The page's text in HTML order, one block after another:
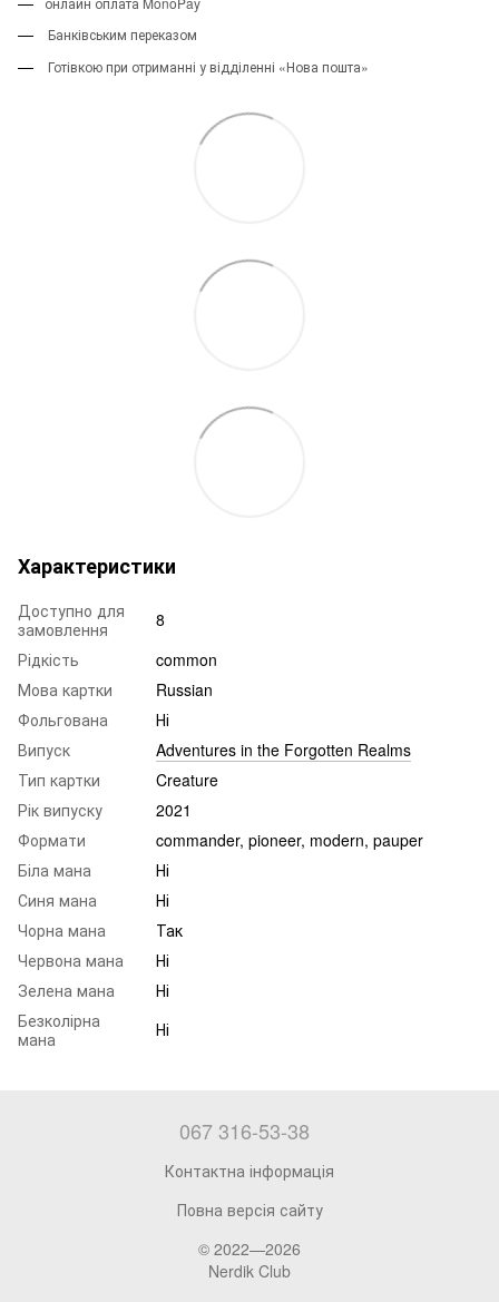
Банківським переказом
Готівкою при отриманні у відділенні «Нова пошта»
Характеристики
Доступно для
замовлення
8
Рідкість
common
Мова картки
Russian
Фольгована
Ні
Випуск
Adventures in the Forgotten Realms
Тип картки
Creature
Рік випуску
2021
Формати
commander, pioneer, modern, pauper
Біла мана
Ні
Синя мана
Ні
Чорна мана
Так
Червона мана
Ні
Зелена мана
Ні
Безколірна
мана
Ні
067 316-53-38
Контактна інформація
Повна версія сайту
© 2022—2026
Nerdik Club